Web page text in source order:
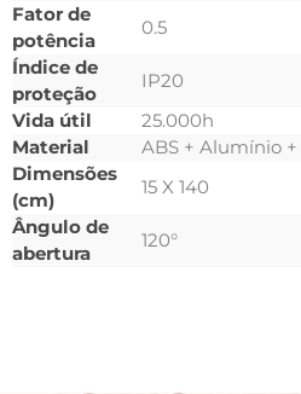
Fator de
potência
0.5
Índice de
proteção
IP20
Vida útil
25.000h
Material
ABS + Alumínio +
Dimensões
(cm)
15 X 140
Ângulo de
abertura
120°